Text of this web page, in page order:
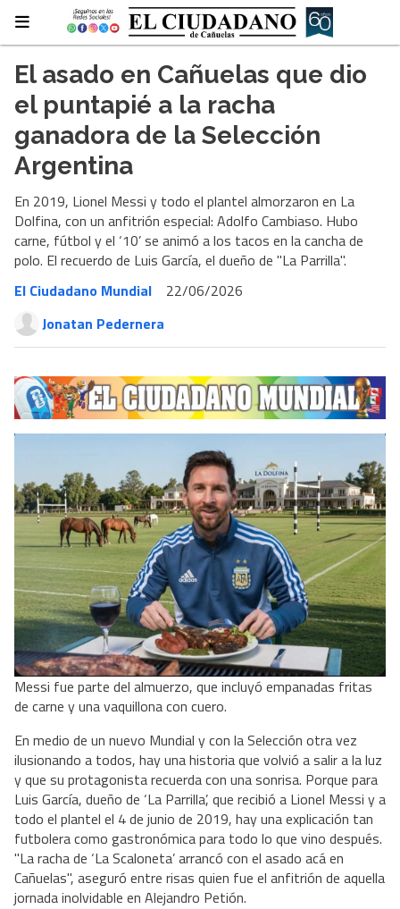
El asado en Cañuelas que dio
el puntapié a la racha
ganadora de la Selección
Argentina
En 2019, Lionel Messi y todo el plantel almorzaron en La
Dolfina, con un anfitrión especial: Adolfo Cambiaso. Hubo
carne, fútbol y el ‘10’ se animó a los tacos en la cancha de
polo. El recuerdo de Luis García, el dueño de "La Parrilla".
El Ciudadano Mundial
22/06/2026
Jonatan Pedernera
Messi fue parte del almuerzo, que incluyó empanadas fritas
de carne y una vaquillona con cuero.
En medio de un nuevo Mundial y con la Selección otra vez
ilusionando a todos, hay una historia que volvió a salir a la luz
y que su protagonista recuerda con una sonrisa. Porque para
Luis García, dueño de ‘La Parrilla’, que recibió a Lionel Messi y a
todo el plantel el 4 de junio de 2019, hay una explicación tan
futbolera como gastronómica para todo lo que vino después.
"La racha de ‘La Scaloneta’ arrancó con el asado acá en
Cañuelas", aseguró entre risas quien fue el anfitrión de aquella
jornada inolvidable en Alejandro Petión.